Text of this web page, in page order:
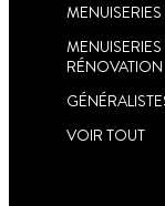
RÉNOVATION
VOIR TOUT